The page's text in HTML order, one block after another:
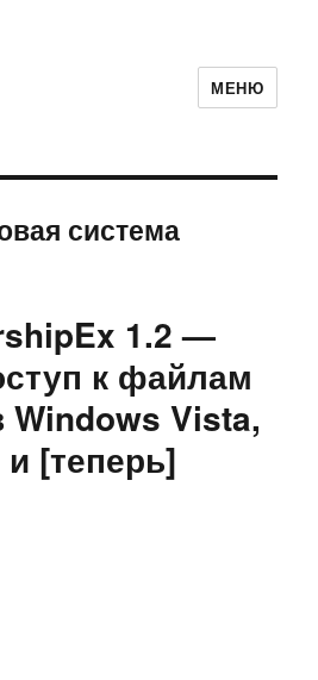
МЕНЮ
система
1.2 —
к файлам
Windows Vista,
[теперь]